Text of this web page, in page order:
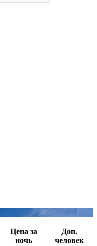
Цена за
ночь
Доп.
человек